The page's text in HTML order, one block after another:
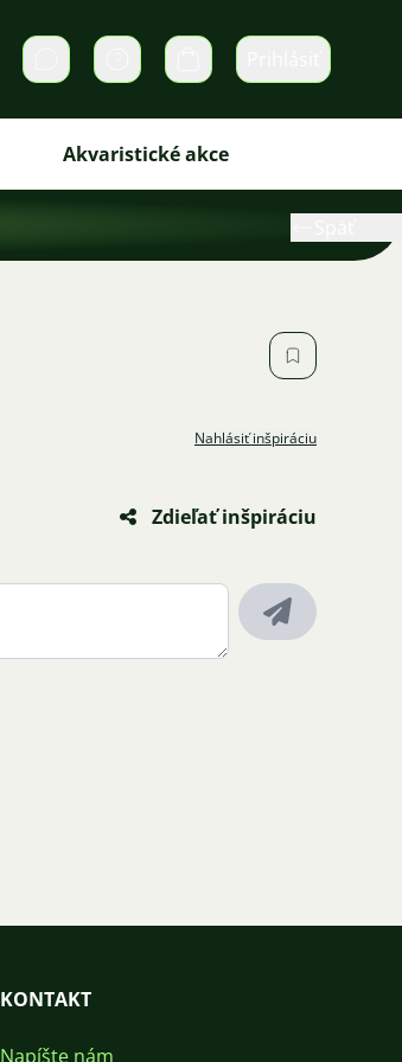
Súkromné správy Košík
Akvaristické akce
Nahlásiť inšpiráciu
Zdieľať inšpiráciu
KONTAKT
Napíšte nám